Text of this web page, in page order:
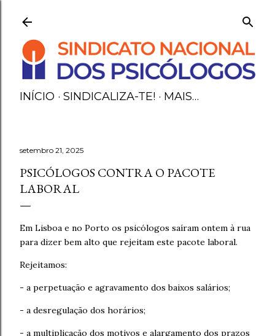
INÍCIO SINDICALIZA-TE! MAIS…
setembro 21, 2025
PSICÓLOGOS CONTRA O PACOTE
LABORAL
Em Lisboa e no Porto os psicólogos saíram ontem à rua
para dizer bem alto que rejeitam este pacote laboral.
Rejeitamos:
- a perpetuação e agravamento dos baixos salários;
- a desregulação dos horários;
- a multiplicação dos motivos e alargamento dos prazos